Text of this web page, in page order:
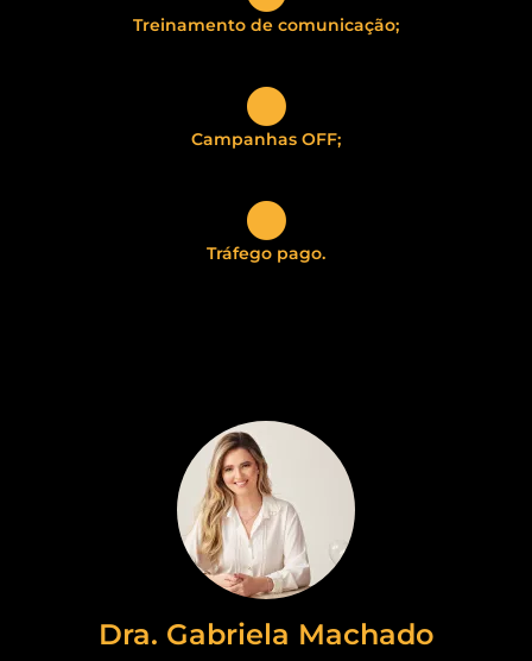
Treinamento de comunicação;
Campanhas OFF;
Tráfego pago.
Dra. Gabriela Machado